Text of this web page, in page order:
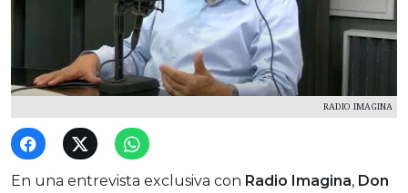
RADIO IMAGINA
En una entrevista exclusiva con Radio Imagina, Don